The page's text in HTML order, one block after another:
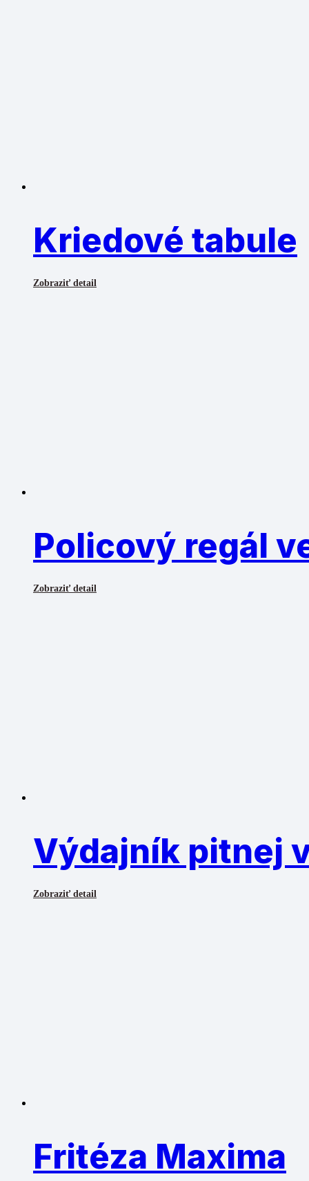
Kriedové tabule
Zobraziť detail
Policový regál
Zobraziť detail
Výdajník pitnej
Zobraziť detail
Fritéza Maxima